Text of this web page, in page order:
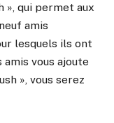
», qui permet aux
amis
lesquels ils ont
amis vous ajoute
», vous serez